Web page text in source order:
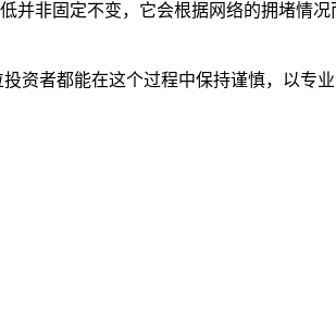
非固定不变，它会根据网络的拥堵情况
资者都能在这个过程中保持谨慎，以专